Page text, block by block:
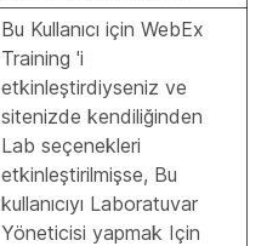
Bu Kullanıcı için WebEx
Training 'i
etkinleştirdiyseniz ve
sitenizde kendiliğinden
Lab seçenekleri
etkinleştirilmişse, Bu
kullanıcıyı Laboratuvar
Yöneticisi yapmak Için